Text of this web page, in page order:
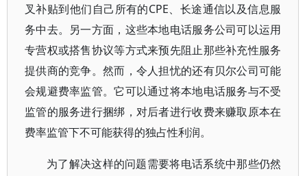
叉补贴到他们自己所有的CPE、长途通信以及信息服
务中去。另一方面，这些本地电话服务公司可以运用
专营权或搭售协议等方式来预先阻止那些补充性服务
提供商的竞争。然而，令人担忧的还有贝尔公司可能
会规避费率监管。它可以通过将本地电话服务与不受
监管的服务进行捆绑，对后者进行收费来赚取原本在
费率监管下不可能获得的独占性利润。
为了解决这样的问题需要将电话系统中那些仍然